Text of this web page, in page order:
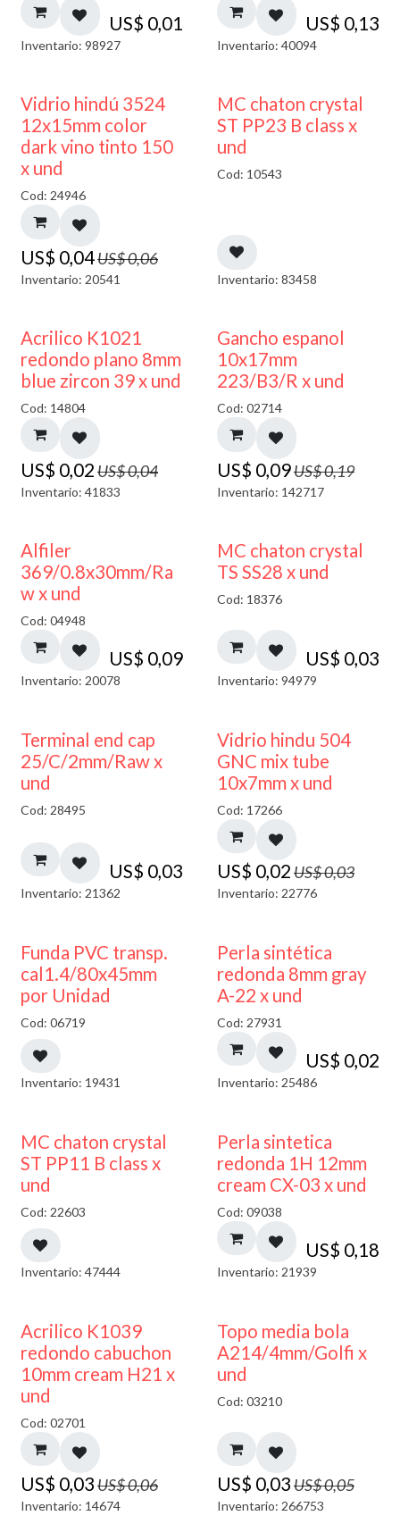
US$ 0,01
Inventario: 98927
US$ 0,13
Inventario: 40094
40% DESCUENTO
Vidrio hindú 3524
12x15mm color
dark vino tinto 150
x und
Cod: 24946
US$ 0,04US$0,06
Inventario: 20541
MC chaton crystal
ST PP23 B class x
und
Cod: 10543
Inventario: 83458
50% DESCUENTO
Acrilico K1021
redondo plano 8mm
blue zircon 39 x und
Cod: 14804
US$ 0,02US$0,04
Inventario: 41833
50% DESCUENTO
Gancho espanol
10x17mm
223/B3/R x und
Cod: 02714
US$ 0,09US$0,19
Inventario: 142717
Alfiler
369/0.8x30mm/Ra
w x und
Cod: 04948
US$ 0,09
Inventario: 20078
MC chaton crystal
TS SS28 x und
Cod: 18376
US$ 0,03
Inventario: 94979
Terminal end cap
25/C/2mm/Raw x
und
Cod: 28495
US$ 0,03
Inventario: 21362
40% DESCUENTO
Vidrio hindu 504
GNC mix tube
10x7mm x und
Cod: 17266
US$ 0,02US$0,03
Inventario: 22776
Funda PVC transp.
cal1.4/80x45mm
por Unidad
Cod: 06719
Inventario: 19431
Perla sintética
redonda 8mm gray
A-22 x und
Cod: 27931
US$ 0,02
Inventario: 25486
MC chaton crystal
ST PP11 B class x
und
Cod: 22603
Inventario: 47444
Perla sintetica
redonda 1H 12mm
cream CX-03 x und
Cod: 09038
US$ 0,18
Inventario: 21939
50% DESCUENTO
Acrilico K1039
redondo cabuchon
10mm cream H21 x
und
Cod: 02701
US$ 0,03US$0,06
Inventario: 14674
40% DESCUENTO
Topo media bola
A214/4mm/Golfi x
und
Cod: 03210
US$ 0,03US$0,05
Inventario: 266753